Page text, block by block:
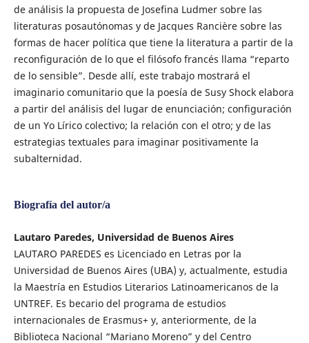
de análisis la propuesta de Josefina Ludmer sobre las
literaturas posautónomas y de Jacques Rancière sobre las
formas de hacer política que tiene la literatura a partir de la
reconfiguración de lo que el filósofo francés llama “reparto
de lo sensible”. Desde allí, este trabajo mostrará el
imaginario comunitario que la poesía de Susy Shock elabora
a partir del análisis del lugar de enunciación; configuración
de un Yo Lírico colectivo; la relación con el otro; y de las
estrategias textuales para imaginar positivamente la
subalternidad.
Biografía del autor/a
Lautaro Paredes, Universidad de Buenos Aires
LAUTARO PAREDES es Licenciado en Letras por la
Universidad de Buenos Aires (UBA) y, actualmente, estudia
la Maestría en Estudios Literarios Latinoamericanos de la
UNTREF. Es becario del programa de estudios
internacionales de Erasmus+ y, anteriormente, de la
Biblioteca Nacional “Mariano Moreno” y del Centro